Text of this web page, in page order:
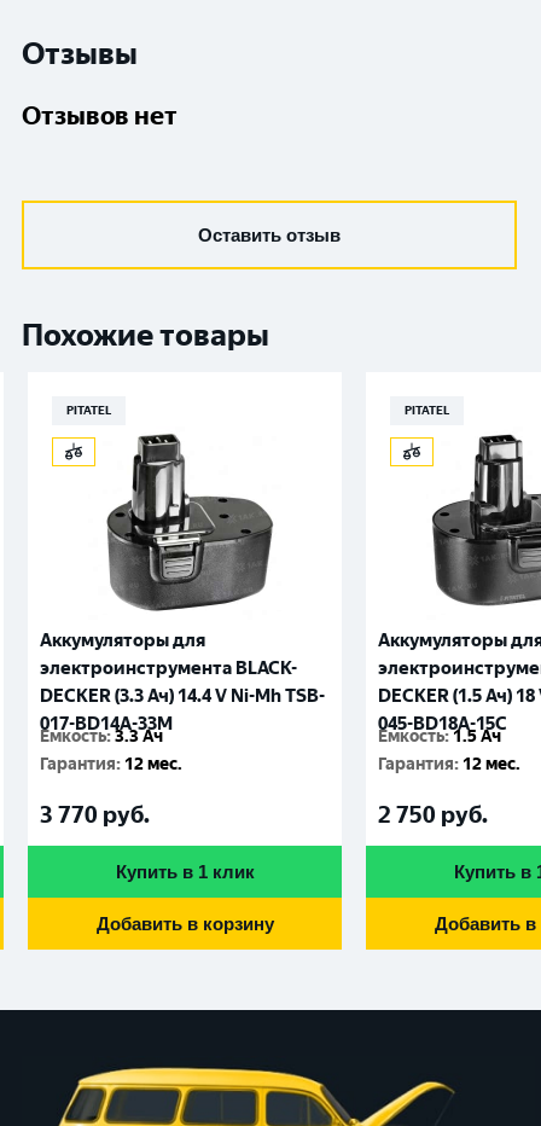
Отзывы
Отзывов нет
Оставить отзыв
Похожие товары
PITATEL
Аккумуляторы для
электроинструмента BLACK-
DECKER (3.3 Ач) 14.4 V Ni-Mh TSB-
017-BD14A-33M
Емкость:3.3 Ач
Гарантия: 12 мес.
3 770 руб.
Купить в 1 клик
Добавить в корзину
PITATEL
Аккумуляторы
DECKER (1.5 Ач)
045-BD18A-15C
Емкость:1.5 Ач
Гарантия: 12 мес.
2 750 руб.
Купить в
Добавить в